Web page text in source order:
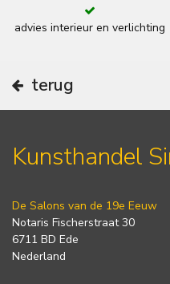
advies interieur en verlichting
terug
Kunsthandel
De Salons van de 19e Eeuw
Notaris Fischerstraat 30
6711 BD Ede
Nederland